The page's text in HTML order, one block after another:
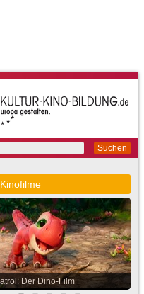
Suchen
Der Dino-Film